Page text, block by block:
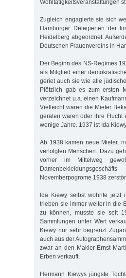
Wohltätigkeitsveranstaltungen
Zugleich engagierte sie sich
Hamburger Delegierten der
Heidelberg abgeordnet.
Deutschen Frauenvereins in
Der Beginn des NS-Regimes
als Mitglied einer
geriet auch sie wie alle
Plötzlich gab es zum ersten
verzeichnet u.a. einen
Vielleicht waren die Mieter
geraten waren oder ihre Flucht
wenige Jahre. 1937 ist Ida
Ab 1938 kamen neue Mieter,
verfolgten Menschen. Dazu
vorher im Mittelweg
Novemberpogrome 1938
Ida Kiewy selbst wohnte jetzt
trieben sie immer weiter in die
zu können, musste sie seit
Sammlungen unter Wert
Kiewy nur sehr begrenzt
auch aus der
zwar an den Makler Ernst
Erben verkauft.
Hermann Kiewys jüngste